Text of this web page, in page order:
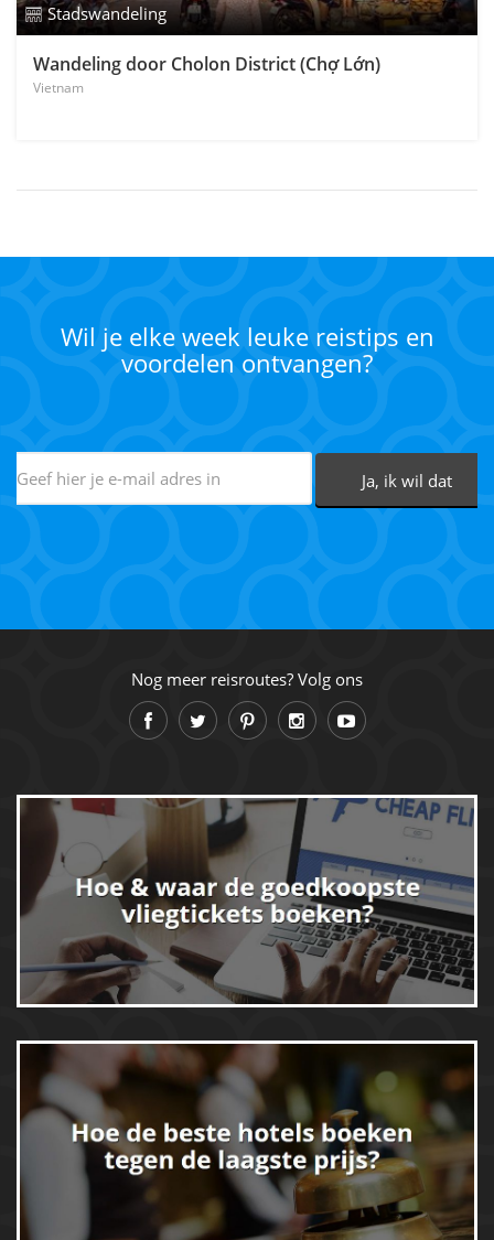
Stadswandeling
Wandeling door Cholon District (Chợ Lớn)
Vietnam
Wil je elke week leuke reistips en
voordelen ontvangen?
Nog meer reisroutes? Volg ons